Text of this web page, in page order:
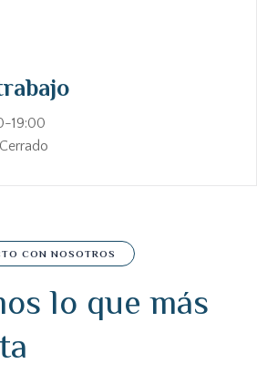
19:00
CON NOSOTROS
lo que más